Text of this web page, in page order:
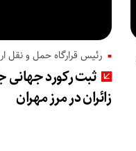
رئیس قرارگاه حمل و نقل
ثبت رکورد جهانی
زائران در مرز مهران